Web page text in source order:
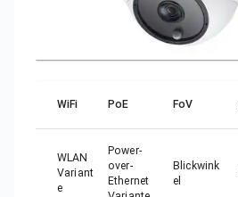
WiFi PoE FoV
WLAN
Variant
e
Power-
over-
Ethernet
Blickwink
el